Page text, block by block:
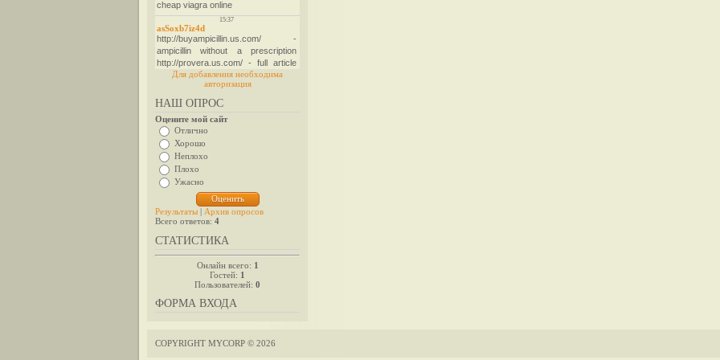
Для добавления необходима
авторизация
НАШ ОПРОС
Оцените мой сайт
Отлично
Хорошо
Неплохо
Плохо
Ужасно
Результаты | Архив опросов
Всего ответов: 4
СТАТИСТИКА
Онлайн всего: 1
Гостей: 1
Пользователей: 0
ФОРМА ВХОДА
COPYRIGHT MYCORP © 2026